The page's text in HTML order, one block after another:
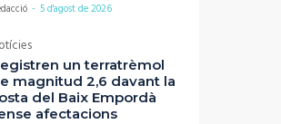
- 5 d'agost de 2026
un terratrèmol
magnitud 2,6 davant la
del Baix Empordà
afectacions